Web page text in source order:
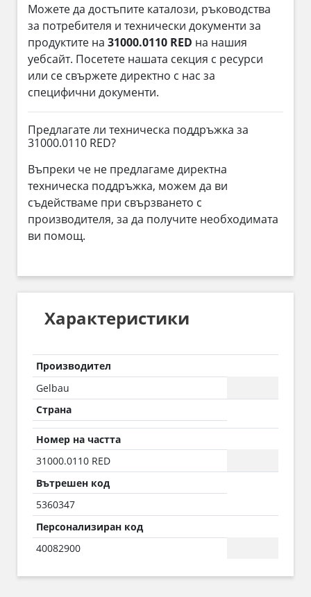
Можете да достъпите каталози, ръководства
за потребителя и технически документи за
продуктите на 31000.0110 RED на нашия
уебсайт. Посетете нашата секция с ресурси
или се свържете директно с нас за
специфични документи.
Предлагате ли техническа поддръжка за
31000.0110 RED?
Въпреки че не предлагаме директна
техническа поддръжка, можем да ви
съдействаме при свързването с
производителя, за да получите необходимата
ви помощ.
Характеристики
Производител
Gelbau
Страна
Номер на частта
31000.0110 RED
Вътрешен код
5360347
Персонализиран код
40082900